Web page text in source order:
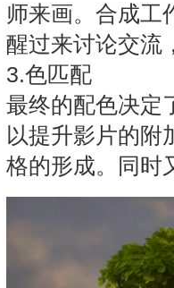
师来画。合成工
醒过来讨论交流
3.色匹配
最终的配色决定
以提升影片的附
格的形成。同时